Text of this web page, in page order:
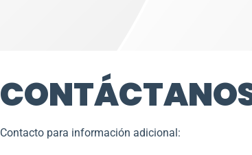
Contacto para información adicional: